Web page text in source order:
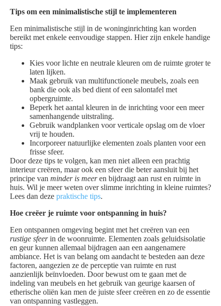
Tips om een minimalistische stijl te implementeren
Een minimalistische stijl in de woninginrichting kan worden
bereikt met enkele eenvoudige stappen. Hier zijn enkele handige
tips:
Kies voor lichte en neutrale kleuren om de ruimte groter te
laten lijken.
Maak gebruik van multifunctionele meubels, zoals een
bank die ook als bed dient of een salontafel met
opbergruimte.
Beperk het aantal kleuren in de inrichting voor een meer
samenhangende uitstraling.
Gebruik wandplanken voor verticale opslag om de vloer
vrij te houden.
Incorporeer natuurlijke elementen zoals planten voor een
frisse sfeer.
Door deze tips te volgen, kan men niet alleen een prachtig
interieur creëren, maar ook een sfeer die beter aansluit bij het
principe van minder is meeren bijdraagt aan rust en ruimte in
huis. Wil je meer weten over slimme inrichting in kleine ruimtes?
Lees dan deze praktische tips.
Hoe creëer je ruimte voor ontspanning in huis?
Een ontspannen omgeving begint met het creëren van een
rustige sfeerin de woonruimte. Elementen zoals geluidsisolatie
en geur kunnen allemaal bijdragen aan een aangenamere
ambiance. Het is van belang om aandacht te besteden aan deze
factoren, aangezien ze de perceptie van ruimte en rust
aanzienlijk beïnvloeden. Door bewust om te gaan met de
indeling van meubels en het gebruik van geurige kaarsen of
etherische oliën kan men de juiste sfeer creëren en zo de essentie
van ontspanning vastleggen.